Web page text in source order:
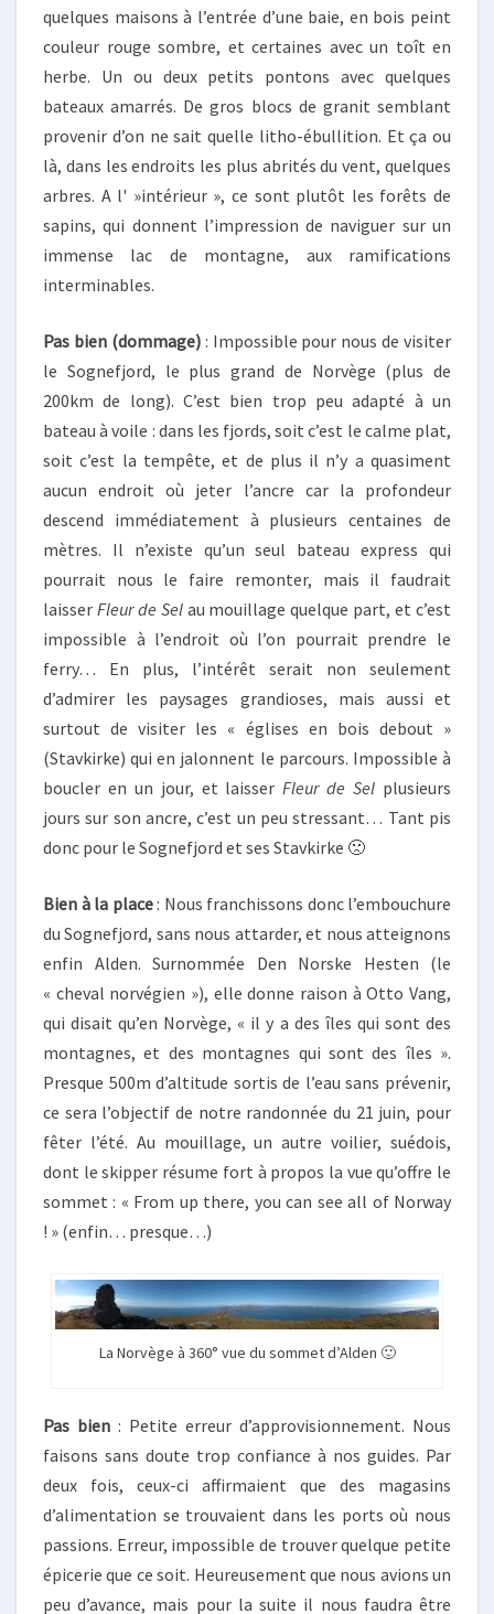
quelques maisons à l’entrée d’une baie, en bois peint
couleur rouge sombre, et certaines avec un toît en
herbe. Un ou deux petits pontons avec quelques
bateaux amarrés. De gros blocs de granit semblant
provenir d’on ne sait quelle litho-ébullition. Et ça ou
là, dans les endroits les plus abrités du vent, quelques
arbres. A l' »intérieur », ce sont plutôt les forêts de
sapins, qui donnent l’impression de naviguer sur un
immense lac de montagne, aux ramifications
interminables.
Pas bien (dommage): Impossible pour nous de visiter
le Sognefjord, le plus grand de Norvège (plus de
200km de long). C’est bien trop peu adapté à un
bateau à voile : dans les fjords, soit c’est le calme plat,
soit c’est la tempête, et de plus il n’y a quasiment
aucun endroit où jeter l’ancre car la profondeur
descend immédiatement à plusieurs centaines de
mètres. Il n’existe qu’un seul bateau express qui
pourrait nous le faire remonter, mais il faudrait
laisser Fleur de Selau mouillage quelque part, et c’est
impossible à l’endroit où l’on pourrait prendre le
ferry… En plus, l’intérêt serait non seulement
d’admirer les paysages grandioses, mais aussi et
surtout de visiter les « églises en bois debout »
(Stavkirke) qui en jalonnent le parcours. Impossible à
boucler en un jour, et laisserFleur de Sel plusieurs
jours sur son ancre, c’est un peu stressant… Tant pis
donc pour le Sognefjord et ses Stavkirke 🙁
Bien à la place: Nous franchissons donc l’embouchure
du Sognefjord, sans nous attarder, et nous atteignons
enfin Alden. Surnommée Den Norske Hesten (le
« cheval norvégien »), elle donne raison à Otto Vang,
qui disait qu’en Norvège, « il y a des îles qui sont des
montagnes, et des montagnes qui sont des îles ».
Presque 500m d’altitude sortis de l’eau sans prévenir,
ce sera l’objectif de notre randonnée du 21 juin, pour
fêter l’été. Au mouillage, un autre voilier, suédois,
dont le skipper résume fort à propos la vue qu’offre le
sommet : « From up there, you can see all of Norway
! » (enfin… presque…)
La Norvège à 360° vue du sommet d’Alden 🙂
Pas bien : Petite erreur d’approvisionnement. Nous
faisons sans doute trop confiance à nos guides. Par
deux fois, ceux-ci affirmaient que des magasins
d’alimentation se trouvaient dans les ports où nous
passions. Erreur, impossible de trouver quelque petite
épicerie que ce soit. Heureusement que nous avions un
peu d’avance, mais pour la suite il nous faudra être